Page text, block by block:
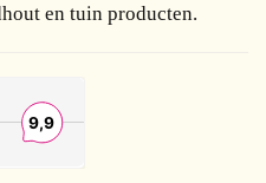
en tuin producten.